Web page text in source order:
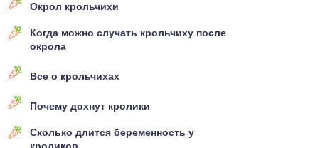
Окрол крольчихи
Когда можно случать крольчиху после
окрола
Все о крольчихах
Почему дохнут кролики
Сколько длится беременность у